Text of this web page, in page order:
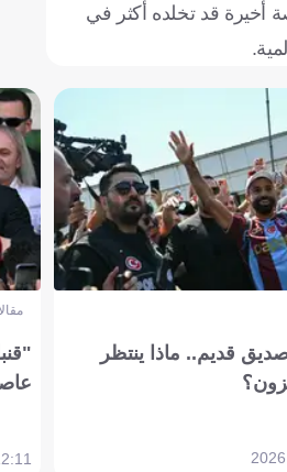
أخيرة قد تخلده أكثر في
قديم.. ماذا ينتظر